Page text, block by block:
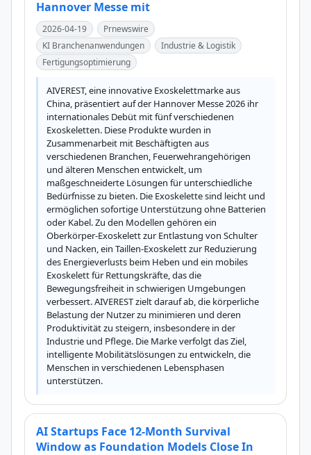
Hannover Messe mit
2026-04-19
Prnewswire
KI Branchenanwendungen
Industrie & Logistik
Fertigungsoptimierung
AIVEREST, eine innovative Exoskelettmarke aus
China, präsentiert auf der Hannover Messe 2026 ihr
internationales Debüt mit fünf verschiedenen
Exoskeletten. Diese Produkte wurden in
Zusammenarbeit mit Beschäftigten aus
verschiedenen Branchen, Feuerwehrangehörigen
und älteren Menschen entwickelt, um
maßgeschneiderte Lösungen für unterschiedliche
Bedürfnisse zu bieten. Die Exoskelette sind leicht und
ermöglichen sofortige Unterstützung ohne Batterien
oder Kabel. Zu den Modellen gehören ein
Oberkörper-Exoskelett zur Entlastung von Schulter
und Nacken, ein Taillen-Exoskelett zur Reduzierung
des Energieverlusts beim Heben und ein mobiles
Exoskelett für Rettungskräfte, das die
Bewegungsfreiheit in schwierigen Umgebungen
verbessert. AIVEREST zielt darauf ab, die körperliche
Belastung der Nutzer zu minimieren und deren
Produktivität zu steigern, insbesondere in der
Industrie und Pflege. Die Marke verfolgt das Ziel,
intelligente Mobilitätslösungen zu entwickeln, die
Menschen in verschiedenen Lebensphasen
unterstützen.
AI Startups Face 12-Month Survival
Window as Foundation Models Close In